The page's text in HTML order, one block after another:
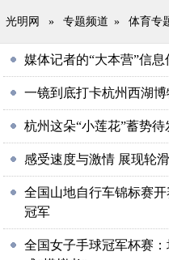
光明网 » 专题频道 » 体育专
媒体记者的“大本营”信息
一镜到底打卡杭州西湖
杭州这朵“小莲花”蓄势待
感受速度与激情 展现轮
全国山地自行车锦标赛
冠军
全国女子手球冠军杯赛